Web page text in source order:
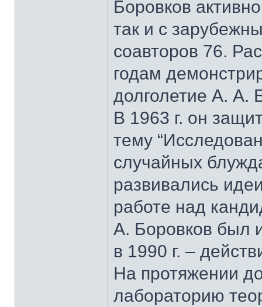
Боровков
так и с
соавторов 76.
годам
долголетие А. А.
В 1963 г. он
тему
случайных
развивались
работе над
А. Боровков был
в 1990 г. –
На протяжении
лабораторию